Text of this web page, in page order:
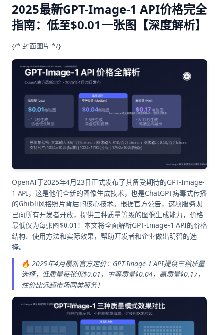
2025最新GPT-Image-1 API价格完全
指南：低至$0.01一张图【深度解析】
{/* 封面图片 */}
OpenAI于2025年4月23日正式发布了其备受期待的GPT-Image-
1 API，这是他们全新的图像生成技术，也是ChatGPT病毒式传播
的Ghibli风格照片背后的核心技术。根据官方公告，这项服务现
已向所有开发者开放，提供三种质量等级的图像生成能力，价格
最低仅为每张图$0.01！本文将全面解析GPT-Image-1 API的价格
结构、使用方法和实际效果，帮助开发者和企业做出明智的选
择。
🔥 2025年4月最新官方定价：GPT-Image-1 API提供三档质量
选择，低质量每张仅$0.01，中等质量$0.04，高质量$0.17，
性价比远超市场同类服务！